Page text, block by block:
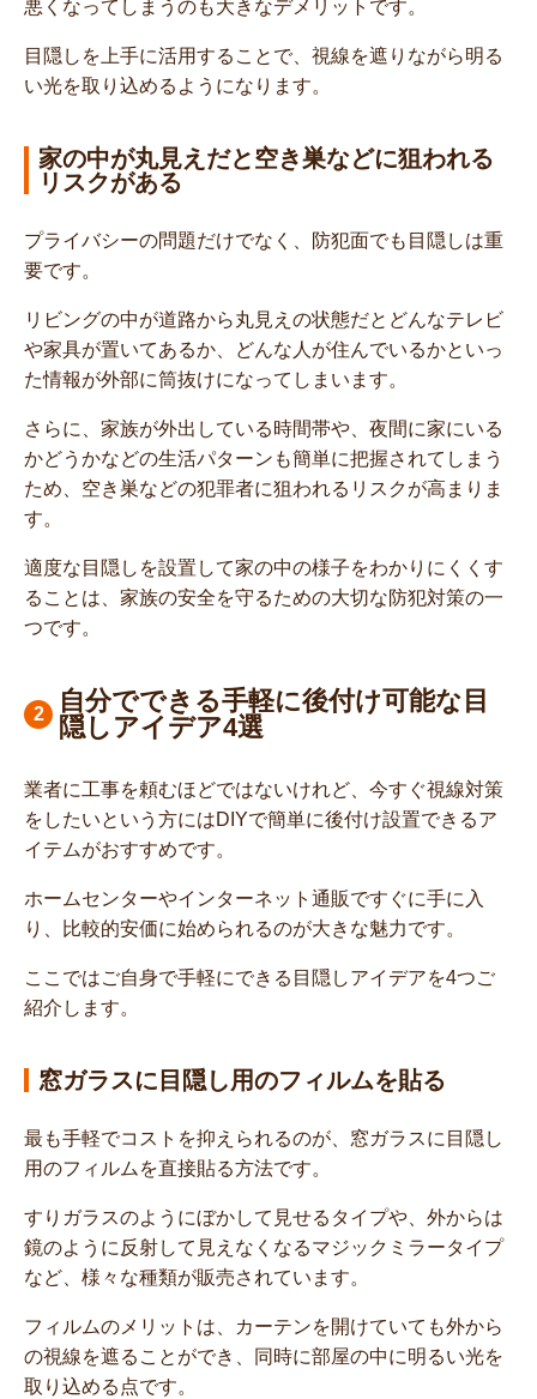
悪くなってしまうのも大きなデメリットです。
目隠しを上手に活用することで、視線を遮りながら明る
い光を取り込めるようになります。
家の中が丸見えだと空き巣などに狙われる
リスクがある
プライバシーの問題だけでなく、防犯面でも目隠しは重
要です。
リビングの中が道路から丸見えの状態だとどんなテレビ
や家具が置いてあるか、どんな人が住んでいるかといっ
た情報が外部に筒抜けになってしまいます。
さらに、家族が外出している時間帯や、夜間に家にいる
かどうかなどの生活パターンも簡単に把握されてしまう
ため、空き巣などの犯罪者に狙われるリスクが高まりま
す。
適度な目隠しを設置して家の中の様子をわかりにくくす
ることは、家族の安全を守るための大切な防犯対策の一
つです。
自分でできる手軽に後付け可能な目
隠しアイデア4選
業者に工事を頼むほどではないけれど、今すぐ視線対策
をしたいという方にはDIYで簡単に後付け設置できるア
イテムがおすすめです。
ホームセンターやインターネット通販ですぐに手に入
り、比較的安価に始められるのが大きな魅力です。
ここではご自身で手軽にできる目隠しアイデアを4つご
紹介します。
窓ガラスに目隠し用のフィルムを貼る
最も手軽でコストを抑えられるのが、窓ガラスに目隠し
用のフィルムを直接貼る方法です。
すりガラスのようにぼかして見せるタイプや、外からは
鏡のように反射して見えなくなるマジックミラータイプ
など、様々な種類が販売されています。
フィルムのメリットは、カーテンを開けていても外から
の視線を遮ることができ、同時に部屋の中に明るい光を
取り込める点です。